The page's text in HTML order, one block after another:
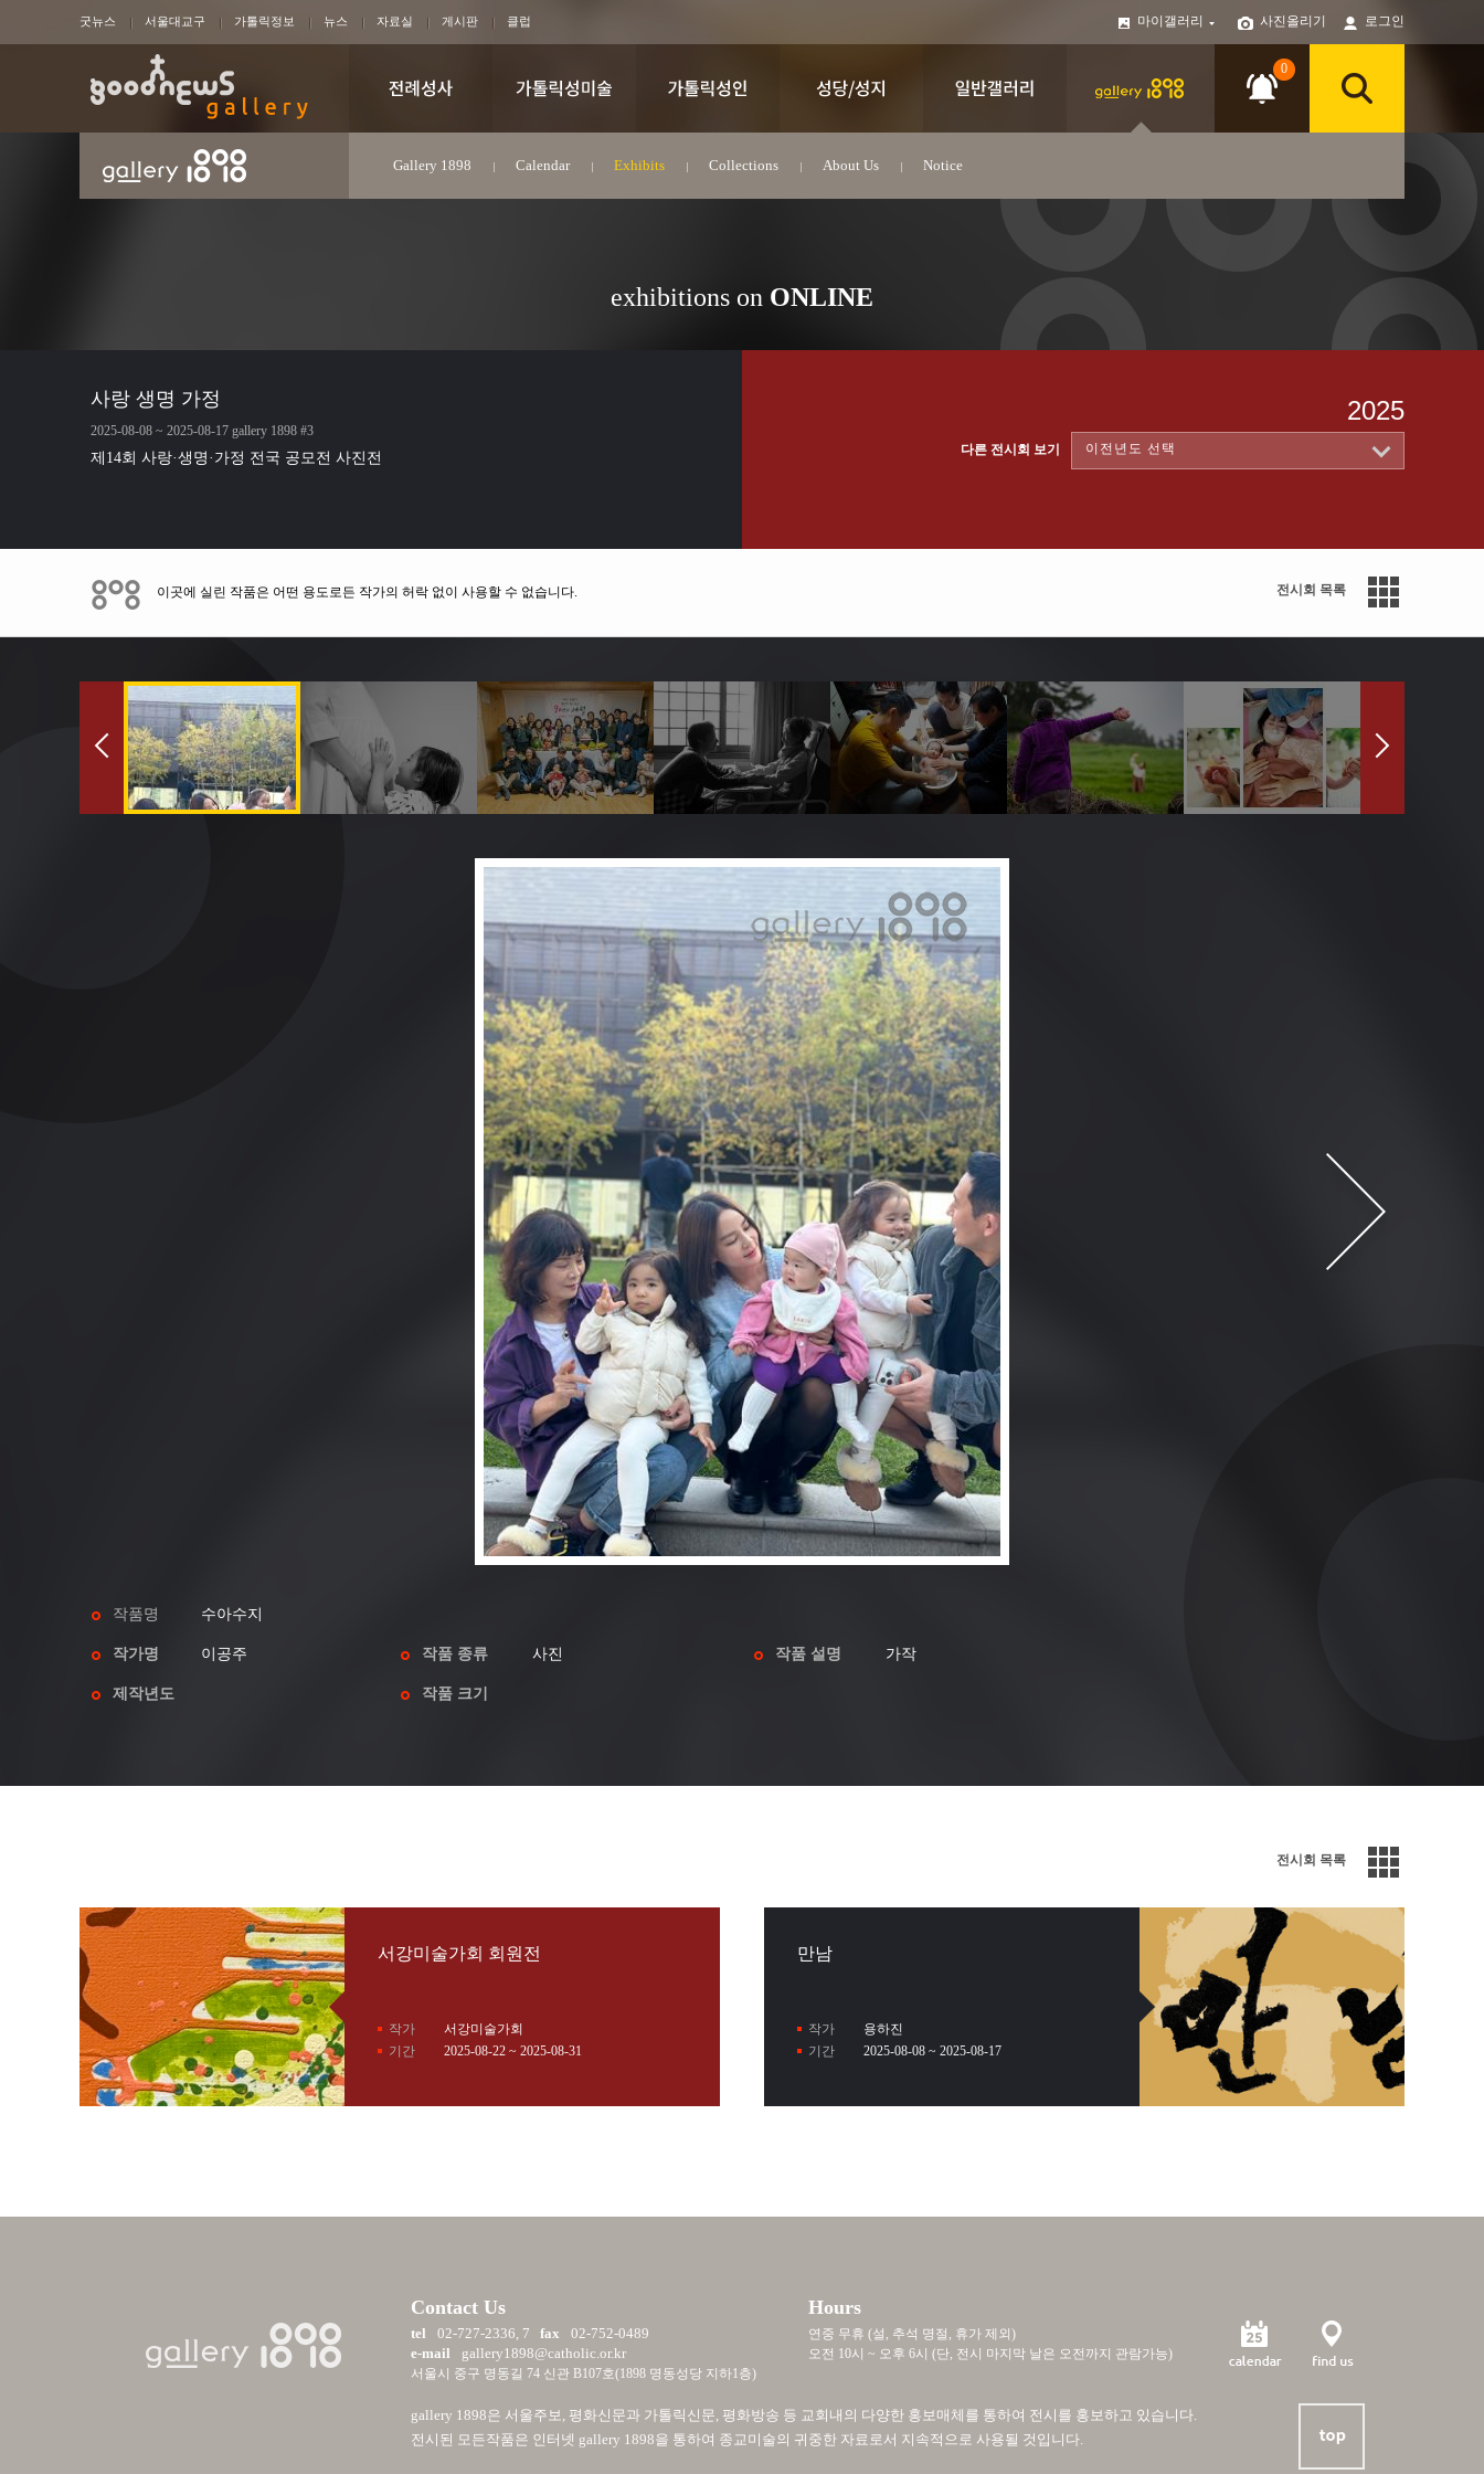
굿뉴스 서울대교구 가톨릭정보 뉴스 자료실 게시판 클럽 마이갤러리 사진올리기 로그인
0
Gallery 1898 Calendar Exhibits Collections About Us Notice
exhibitions on ONLINE
사랑 생명 가정
2025-08-08 ~ 2025-08-17 gallery 1898 #3
제14회 사랑·생명·가정 전국 공모전 사진전
2025
다른 전시회 보기 이전년도 선택
이곳에 실린 작품은 어떤 용도로든 작가의 허락 없이 사용할 수 없습니다. 전시회 목록
작품명 수아수지
작가명 이공주 작품 종류 사진
제작년도 작품 크기
작품 설명 가작
전시회 목록
서강미술가회 회원전
작가
서강미술가회
기간
2025-08-22 ~ 2025-08-31
만남
작가
용하진
기간
2025-08-08 ~ 2025-08-17
Contact Us
tel 02-727-2336, 7 fax
02-752-0489
e-mail
gallery1898@catholic.or.kr
서울시 중구 명동길 74 신관 B107호(1898 명동성당 지하1층)
Hours
연중 무휴 (설, 추석 명절, 휴가 제외)
오전 10시 ~ 오후 6시 (단, 전시 마지막 날은 오전까지 관람가능)
gallery 1898은 서울주보, 평화신문과 가톨릭신문, 평화방송 등 교회내의 다양한 홍보매체를 통하여 전시를 홍보하고 있습니다.
전시된 모든작품은 인터넷 gallery 1898을 통하여 종교미술의 귀중한 자료로서 지속적으로 사용될 것입니다.